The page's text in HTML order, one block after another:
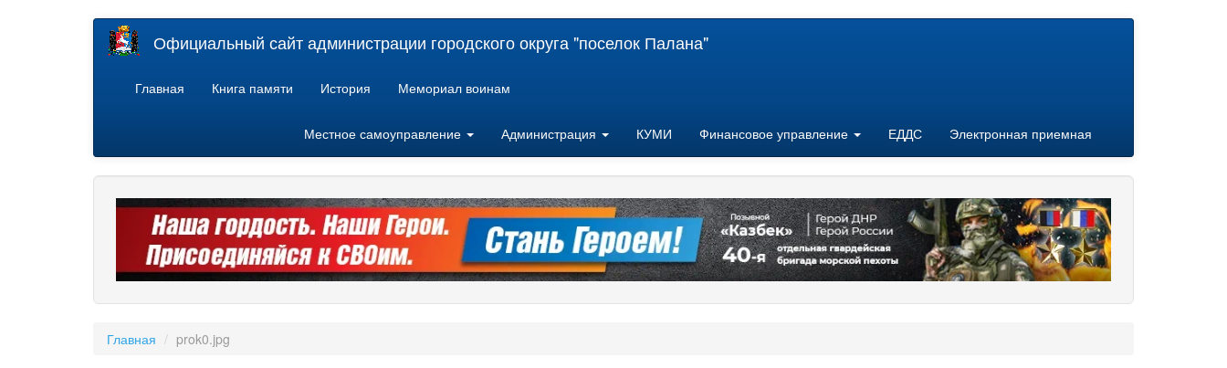
Официальный сайт администрации городского округа "поселок Палана"
Главная Книга памяти История Мемориал воинам
Местное самоуправление Администрация КУМИ Финансовое управление ЕДДС Электронная приемная
Главная prok0.jpg